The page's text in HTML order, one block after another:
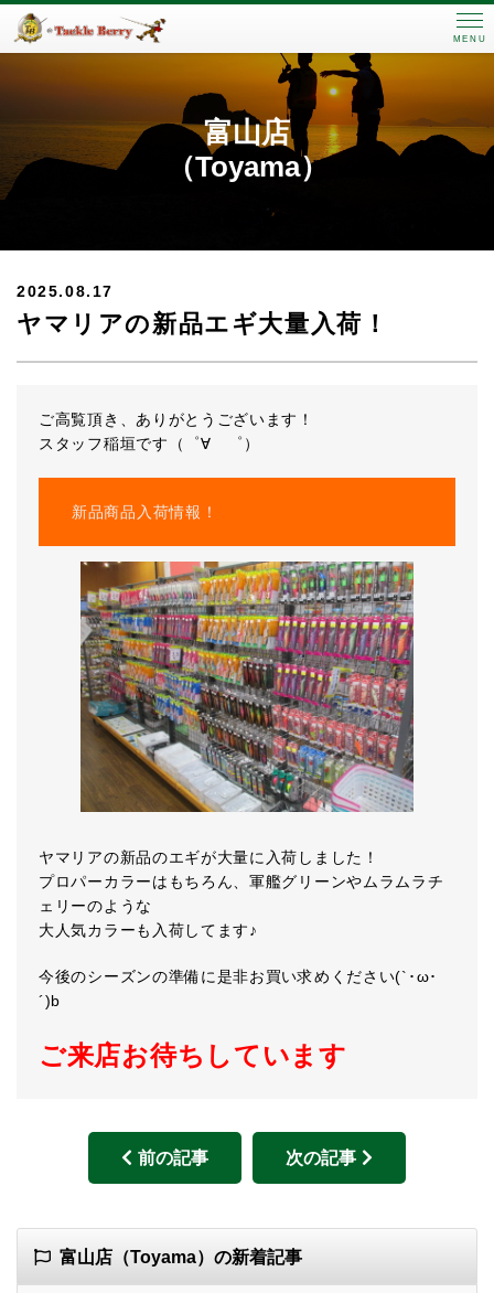
MENU
富山店
（Toyama）
2025.08.17
ヤマリアの新品エギ大量入荷！
ご高覧頂き、ありがとうございます！
スタッフ稲垣です（゜∀ ゜）
新品商品入荷情報！
ヤマリアの新品のエギが大量に入荷しました！
プロパーカラーはもちろん、軍艦グリーンやムラムラチ
ェリーのような
大人気カラーも入荷してます♪
今後のシーズンの準備に是非お買い求めください(`･ω･
´)b
ご来店お待ちしています
前の記事 次の記事
富山店（Toyama）の新着記事